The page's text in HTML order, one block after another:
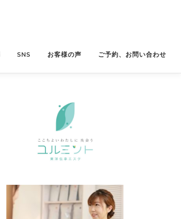
SNS お客様の声 ご予約、お問い合わせ